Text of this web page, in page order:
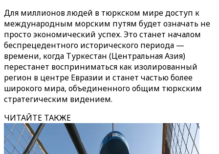
Для миллионов людей в тюркском мире доступ к
международным морским путям будет означать не
просто экономический успех. Это станет началом
беспрецедентного исторического периода —
времени, когда Туркестан (Центральная Азия)
перестанет восприниматься как изолированный
регион в центре Евразии и станет частью более
широкого мира, объединенного общим тюркским
стратегическим видением.
ЧИТАЙТЕ ТАКЖЕ